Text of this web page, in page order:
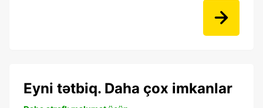
Eyni tətbiq. Daha çox imkanlar